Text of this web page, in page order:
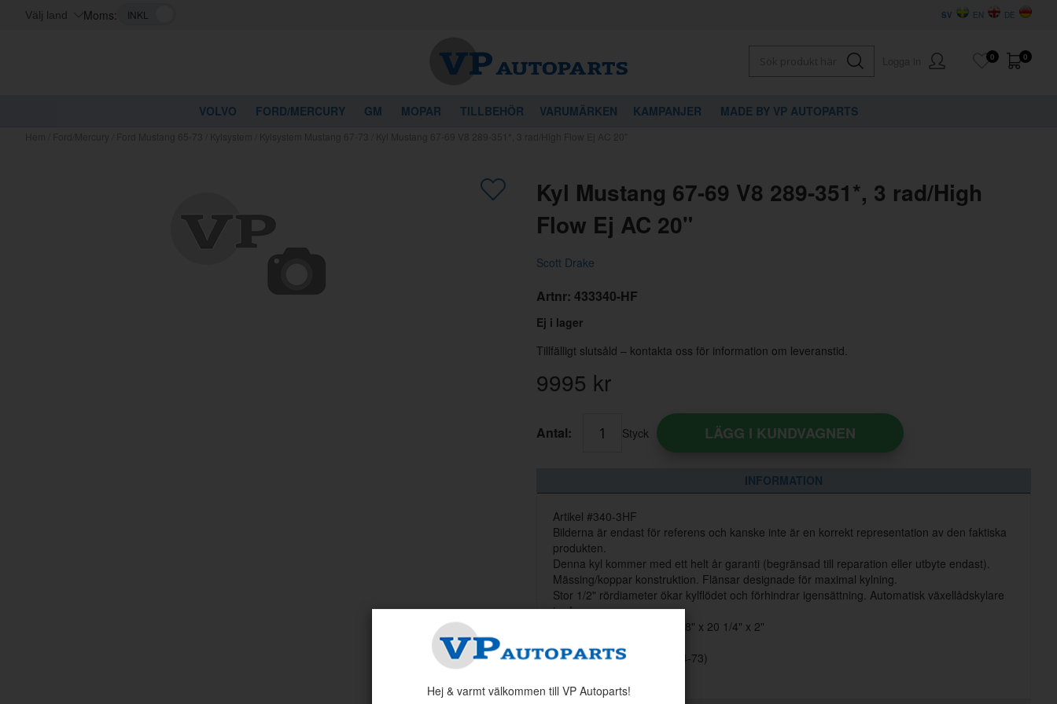
Välj land Moms: DE
EN
SV
0
0
VOLVO FORD/MERCURY GM MOPAR TILLBEHÖR VARUMÄRKEN KAMPANJER MADE BY VP AUTOPARTS
Kanske någon av dessa produkter kan intressera dig?Kyl Mustang 67-69 V8 289-351*, 3 rad/High
Flow Ej AC 20"
Scott Drake
Artnr: 433340-HF
Ej i lager
Tillfälligt slutsåld – kontakta oss för information om leveranstid.
9995 kr
Antal: Styck LÄGG I KUNDVAGNEN
INFORMATION
Artikel #340-3HF
Bilderna är endast för referens och kanske inte är en korrekt representation av den faktiska
produkten.
Denna kyl kommer med ett helt år garanti (begränsad till reparation eller utbyte endast).
Mässing/koppar konstruktion. Flänsar designade för maximal kylning.
Stor 1/2" rördiameter ökar kylflödet och förhindrar igensättning. Automatisk växellådskylare
ingår.
Kylarens kärnstorlek: 16 3/8" x 20 1/4" x 2"
1967-69 Ford Mustang (64-73)
Hej & varmt välkommen till VP Autoparts!